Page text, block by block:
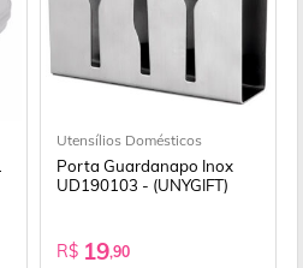
Utensílios Domésticos
Porta Guardanapo Inox
UD190103 - (UNYGIFT)
R$ 19,90